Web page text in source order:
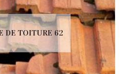
DE TOITURE 62